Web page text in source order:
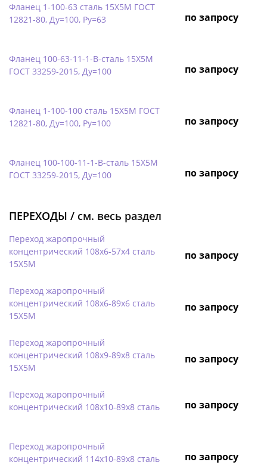
Фланец 1-100-63 сталь 15Х5М ГОСТ
12821-80, Ду=100, Ру=63
по запросу
Фланец 100-63-11-1-B-сталь 15Х5М
ГОСТ 33259-2015, Ду=100
по запросу
Фланец 1-100-100 сталь 15Х5М ГОСТ
12821-80, Ду=100, Ру=100
по запросу
Фланец 100-100-11-1-B-сталь 15Х5М
ГОСТ 33259-2015, Ду=100
по запросу
ПЕРЕХОДЫ / см. весь раздел
Переход жаропрочный
концентрический 108х6-57х4 сталь
15Х5М
по запросу
Переход жаропрочный
концентрический 108х6-89х6 сталь
15Х5М
по запросу
Переход жаропрочный
концентрический 108х9-89х8 сталь
15Х5М
по запросу
Переход жаропрочный
концентрический 108х10-89х8 сталь
по запросу
Переход жаропрочный
концентрический 114х10-89х8 сталь
по запросу